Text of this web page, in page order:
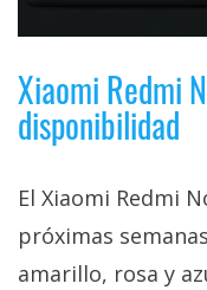
Xiaomi Redmi
disponibilidad
El Xiaomi Redmi
próximas
amarillo, rosa y